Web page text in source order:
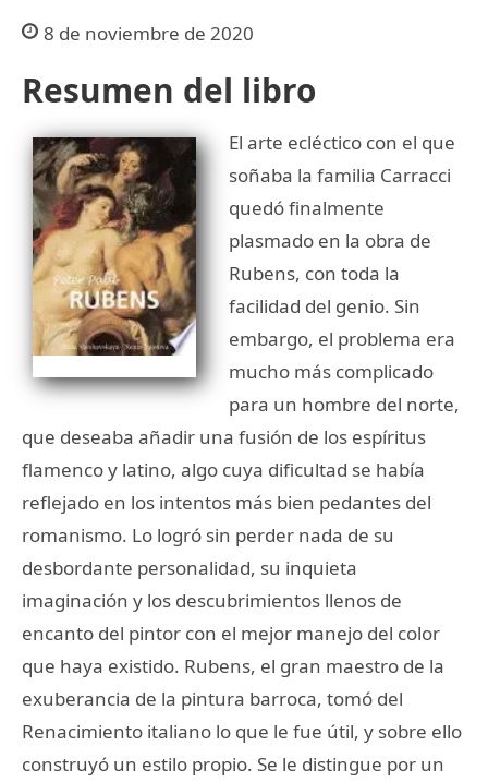
8 de noviembre de 2020
Resumen del libro
El arte ecléctico con el que
soñaba la familia Carracci
quedó finalmente
plasmado en la obra de
Rubens, con toda la
facilidad del genio. Sin
embargo, el problema era
mucho más complicado
para un hombre del norte,
que deseaba añadir una fusión de los espíritus
flamenco y latino, algo cuya dificultad se había
reflejado en los intentos más bien pedantes del
romanismo. Lo logró sin perder nada de su
desbordante personalidad, su inquieta
imaginación y los descubrimientos llenos de
encanto del pintor con el mejor manejo del color
que haya existido. Rubens, el gran maestro de la
exuberancia de la pintura barroca, tomó del
Renacimiento italiano lo que le fue útil, y sobre ello
construyó un estilo propio. Se le distingue por un